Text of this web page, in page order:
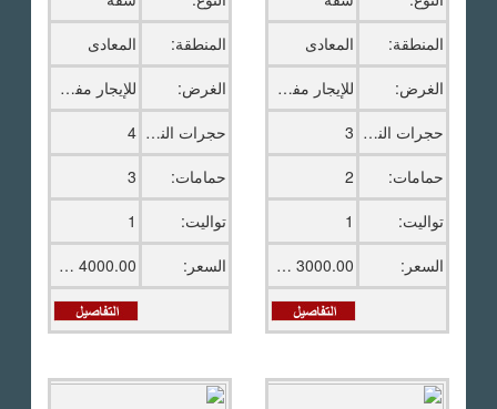
المنطقة:
المعادى
الغرض:
للإيجار مفروش
حجرات النوم: 3
حمامات:
2
تواليت:
1
السعر:
3000.00 دولار امريكى
المنطقة:
المعادى
الغرض:
للإيجار مفروش
حجرات النوم: 4
حمامات:
3
تواليت:
1
السعر:
4000.00 دولار امريكى